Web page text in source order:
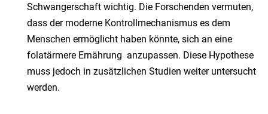
Schwangerschaft wichtig. Die Forschenden vermuten,
dass der moderne Kontrollmechanismus es dem
Menschen ermöglicht haben könnte, sich an eine
folatärmere Ernährung anzupassen. Diese Hypothese
muss jedoch in zusätzlichen Studien weiter untersucht
werden.